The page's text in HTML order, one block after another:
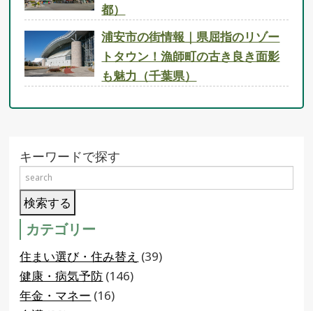
都）
浦安市の街情報｜県屈指のリゾー
トタウン！漁師町の古き良き面影
も魅力（千葉県）
キーワードで探す
カテゴリー
住まい選び・住み替え (39)
健康・病気予防 (146)
年金・マネー (16)